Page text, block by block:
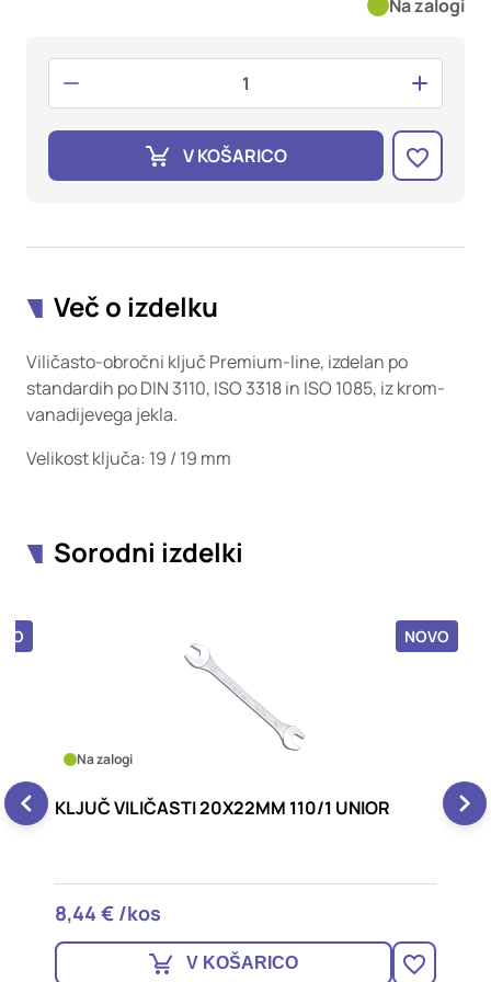
Na zalogi
V KOŠARICO
Več o izdelku
Viličasto-obročni ključ Premium-line, izdelan po
standardih po DIN 3110, ISO 3318 in ISO 1085, iz krom-
vanadijevega jekla.
Velikost ključa: 19 / 19 mm
Sorodni izdelki
NOVO
Na zalogi
KLJUČ VILIČASTI 20X22MM 110/1 UNIOR
8,44 € /kos
V KOŠARICO
edinstveno prepoznavanje vašega brskalnika in naprave. Če
zavrnete uporabo teh piškotkov, ne boste deležni našega